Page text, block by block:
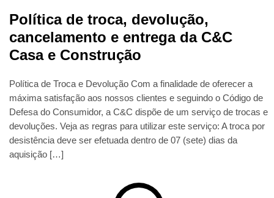
Política de troca, devolução,
cancelamento e entrega da C&C
Casa e Construção
Política de Troca e Devolução Com a finalidade de oferecer a
máxima satisfação aos nossos clientes e seguindo o Código de
Defesa do Consumidor, a C&C dispõe de um serviço de trocas e
devoluções. Veja as regras para utilizar este serviço: A troca por
desistência deve ser efetuada dentro de 07 (sete) dias da
aquisição […]